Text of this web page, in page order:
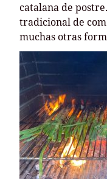
catalana de
tradicional de
muchas otras